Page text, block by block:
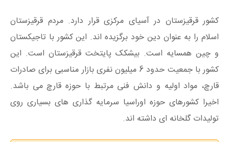
کشور قرقیزستان در آسیای مرکزی قرار دارد. مردم قرقیزستان
اسلام را به عنوان دین خود برگزیده اند. این کشور با تاجیکستان
و چین همسایه است. بیشکک پایتخت قرقیزستان است. این
کشور با جمعیت حدود 6 میلیون نفری بازار مناسبی برای صادرات
قارچ، مواد اولیه و دانش فنی مرتبط با حوزه قارچ می باشد.
اخیرا کشورهای حوزه اوراسیا سرمایه گذاری های بسیاری روی
تولیدات گلخانه ای داشته اند.